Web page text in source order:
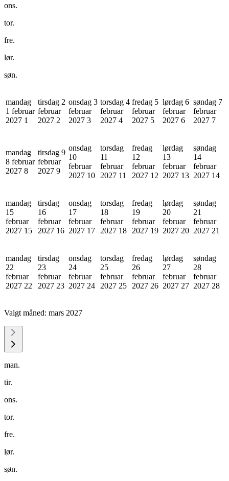
ons.
tor.
fre.
lør.
søn.
mandag
1 februar
2027 1
tirsdag 2
februar
2027 2
onsdag 3
februar
2027 3
torsdag 4
februar
2027 4
fredag 5
februar
2027 5
lørdag 6
februar
2027 6
søndag 7
februar
2027 7
mandag
8 februar
2027 8
tirsdag 9
februar
2027 9
onsdag
10
februar
2027 10
torsdag
11
februar
2027 11
fredag
12
februar
2027 12
lørdag
13
februar
2027 13
søndag
14
februar
2027 14
mandag
15
februar
2027 15
tirsdag
16
februar
2027 16
onsdag
17
februar
2027 17
torsdag
18
februar
2027 18
fredag
19
februar
2027 19
lørdag
20
februar
2027 20
søndag
21
februar
2027 21
mandag
22
februar
2027 22
tirsdag
23
februar
2027 23
onsdag
24
februar
2027 24
torsdag
25
februar
2027 25
fredag
26
februar
2027 26
lørdag
27
februar
2027 27
søndag
28
februar
2027 28
Valgt måned: mars 2027
man.
tir.
ons.
tor.
fre.
lør.
søn.